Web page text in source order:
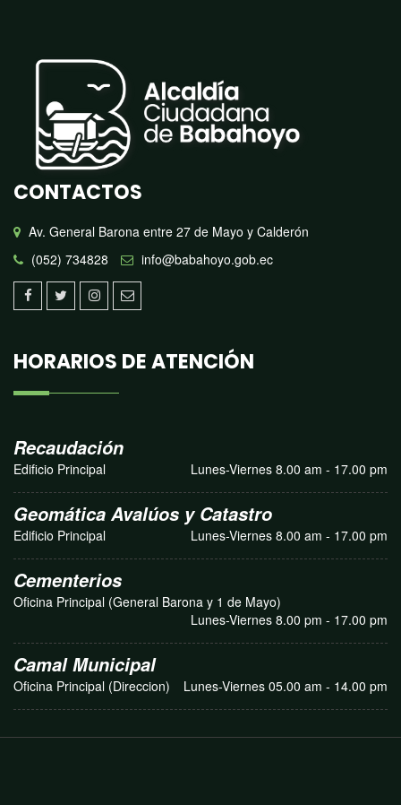
CONTACTOS
Av. General Barona entre 27 de Mayo y Calderón
(052) 734828
info@babahoyo.gob.ec
HORARIOS DE ATENCIÓN
Recaudación
Edificio Principal Lunes-Viernes 8.00 am - 17.00 pm
Geomática Avalúos y Catastro
Edificio Principal Lunes-Viernes 8.00 am - 17.00 pm
Cementerios
Oficina Principal (General Barona y 1 de Mayo)
Lunes-Viernes 8.00 pm - 17.00 pm
Camal Municipal
Oficina Principal (Direccion) Lunes-Viernes 05.00 am - 14.00 pm